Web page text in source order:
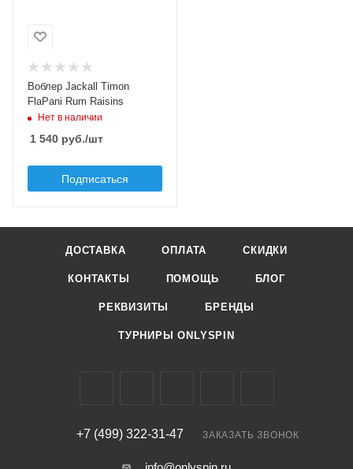
Длина приманки, мм
Вес приманки, гр
1.9
Плавучесть
floating (F)
Воблер Jackall Timon
FlaPani Rum Raisins
Нет в наличии
1 540 руб./шт
Подписаться
ДОСТАВКА ОПЛАТА СКИДКИ
КОНТАКТЫ ПОМОЩЬ БЛОГ
РЕКВИЗИТЫ БРЕНДЫ
ТУРНИРЫ ONLYSPIN
+7 (499) 322-31-47 ЗАКАЗАТЬ ЗВОНОК